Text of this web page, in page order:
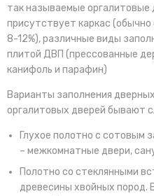
так называемые оргалитовые
присутствует каркас
8-12%), различные виды
плитой ДВП (прессованные
канифоль и парафин)
Варианты заполнения
оргалитовых дверей бывают
Глухое полотно с сотовым
– межкомнатные двери,
Полотно со стеклянными
древесины хвойных пород.